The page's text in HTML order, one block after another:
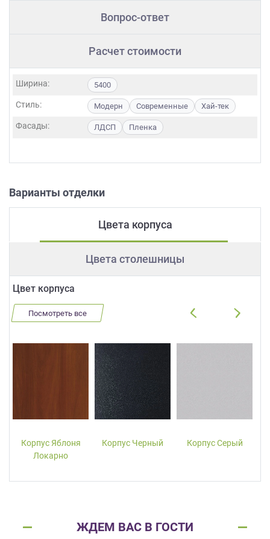
Вопрос-ответ
Расчет стоимости
Ширина: 5400
Стиль: Модерн Современные Хай-тек
Фасады: ЛДСП Пленка
Варианты отделки
Цвета корпуса
Цвета столешницы
Цвет корпуса
Посмотреть все
Корпус Яблоня
Локарно
Корпус Черный Корпус Серый
ЖДЕМ ВАС В ГОСТИ